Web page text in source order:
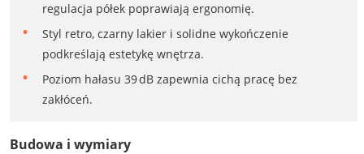
regulacja półek poprawiają ergonomię.
Styl retro, czarny lakier i solidne wykończenie
podkreślają estetykę wnętrza.
Poziom hałasu 39 dB zapewnia cichą pracę bez
zakłóceń.
Budowa i wymiary